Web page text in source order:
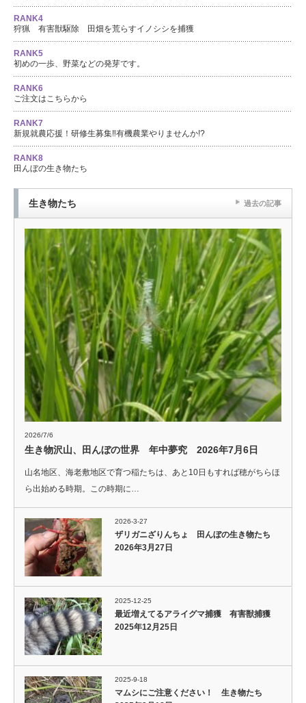
RANK4
狩猟 有害獣駆除 田畑を荒らすイノシシを捕獲
RANK5
初めの一歩、野菜などの発芽です。
RANK6
ご注文はこちらから
RANK7
新規就農応援！研修生募集‼有機農業やりませんか!?
RANK8
田んぼの生き物たち
生き物たち 過去の記事
2026/7/6
生き物沢山、田んぼの世界 年中夢究 2026年7月6日
山名地区、海老敷地区で育つ稲たちは、あと10日もすれば穂がちらほ
ら出始める時期。この時期に…
2026-3-27
ザリガニざりんちょ 田んぼの生き物たち
2026年3月27日
2025-12-25
最近増えてるアライグマ捕獲 有害獣捕獲
2025年12月25日
2025-9-18
マムシにご注意ください！ 生き物たち